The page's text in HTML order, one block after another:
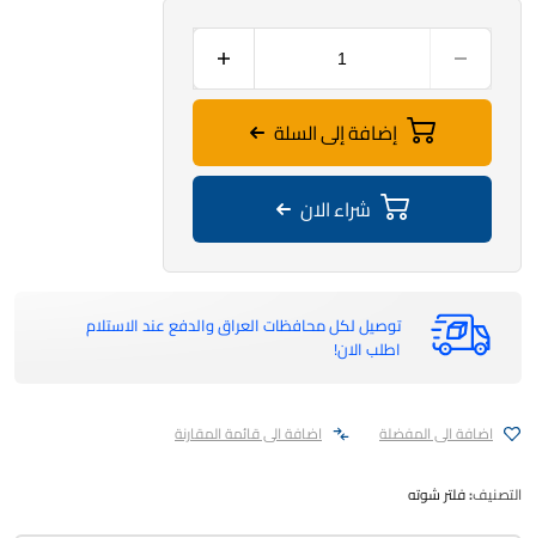
إضافة إلى السلة
شراء الان
توصيل لكل محافظات العراق والدفع عند الاستلام
اطلب الان!
اضافة الى المفضلة اضافة الى قائمة المقارنة
التصنيف:فلتر شوته